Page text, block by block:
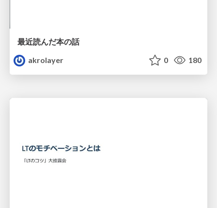
最近読んだ本の話
akrolayer
0 180